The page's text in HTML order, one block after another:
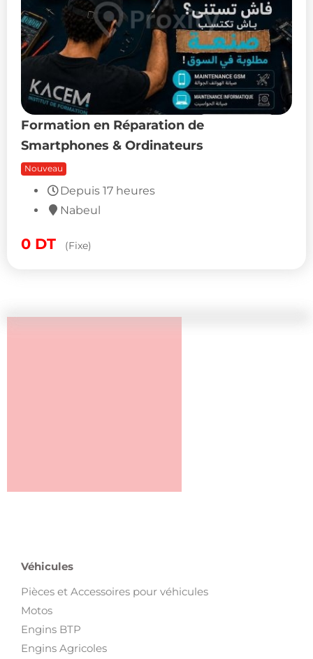
Formation en Réparation de
Smartphones & Ordinateurs
Nouveau
Depuis 17 heures
Nabeul
0 DT (Fixe)
Véhicules
Pièces et Accessoires pour véhicules
Motos
Engins BTP
Engins Agricoles